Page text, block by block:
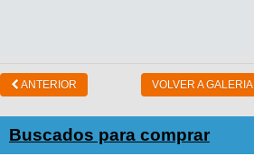
ANTERIOR VOLVER A GALERIA
Buscados para comprar